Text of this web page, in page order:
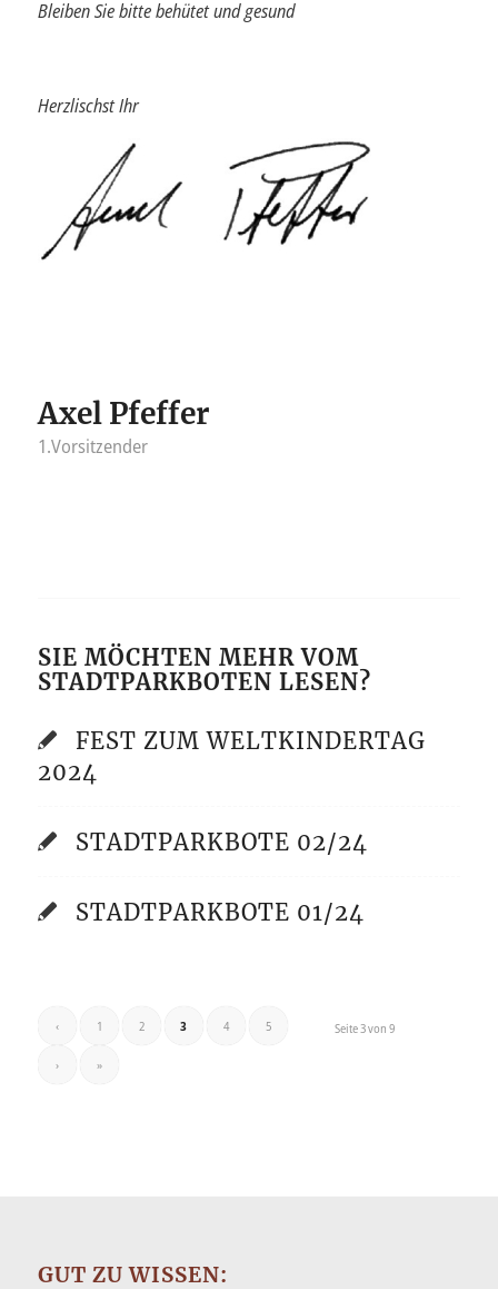
Bleiben Sie bitte behütet und gesund
Herzlischst Ihr
Axel Pfeffer
1.Vorsitzender
SIE MÖCHTEN MEHR VOM
STADTPARKBOTEN LESEN?
FEST ZUM WELTKINDERTAG
2024
STADTPARKBOTE 02/24
STADTPARKBOTE 01/24
Seite 3 von 9
‹ 1 2 3 4 5
› »
GUT ZU WISSEN: